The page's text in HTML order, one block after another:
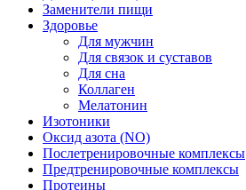
Заменители пищи
Здоровье
Для мужчин
Для связок и суставов
Для сна
Коллаген
Мелатонин
Изотоники
Оксид азота (NO)
Послетренировочные комплексы
Предтренировочные комплексы
Протеины